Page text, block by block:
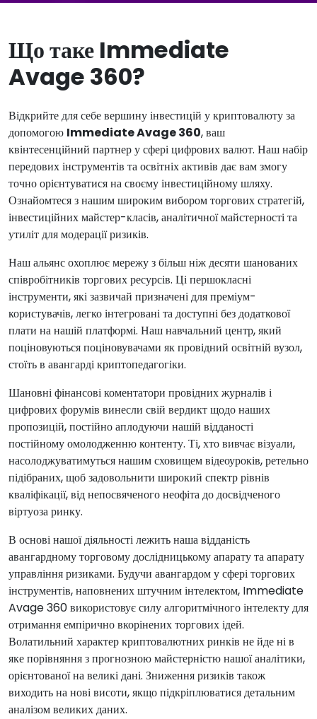
Що таке Immediate
Avage 360?
Відкрийте для себе вершину інвестицій у криптовалюту за
допомогою Immediate Avage 360, ваш
квінтесенційний партнер у сфері цифрових валют. Наш набір
передових інструментів та освітніх активів дає вам змогу
точно орієнтуватися на своєму інвестиційному шляху.
Ознайомтеся з нашим широким вибором торгових стратегій,
інвестиційних майстер-класів, аналітичної майстерності та
утиліт для модерації ризиків.
Наш альянс охоплює мережу з більш ніж десяти шанованих
співробітників торгових ресурсів. Ці першокласні
інструменти, які зазвичай призначені для преміум-
користувачів, легко інтегровані та доступні без додаткової
плати на нашій платформі. Наш навчальний центр, який
поціновуються поціновувачами як провідний освітній вузол,
стоїть в авангарді криптопедагогіки.
Шановні фінансові коментатори провідних журналів і
цифрових форумів винесли свій вердикт щодо наших
пропозицій, постійно аплодуючи нашій відданості
постійному омолодженню контенту. Ті, хто вивчає візуали,
насолоджуватимуться нашим сховищем відеоуроків, ретельно
підібраних, щоб задовольнити широкий спектр рівнів
кваліфікації, від непосвяченого неофіта до досвідченого
віртуоза ринку.
В основі нашої діяльності лежить наша відданість
авангардному торговому дослідницькому апарату та апарату
управління ризиками. Будучи авангардом у сфері торгових
інструментів, наповнених штучним інтелектом, Immediate
Avage 360 використовує силу алгоритмічного інтелекту для
отримання емпірично вкорінених торгових ідей.
Волатильний характер криптовалютних ринків не йде ні в
яке порівняння з прогнозною майстерністю нашої аналітики,
орієнтованої на великі дані. Зниження ризиків також
виходить на нові висоти, якщо підкріплюватися детальним
аналізом великих даних.